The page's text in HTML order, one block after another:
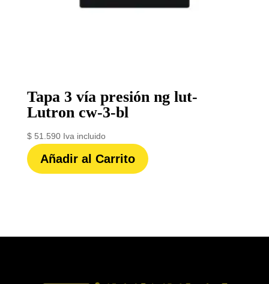
Tapa 3 vía presión ng lut-
Lutron cw-3-bl
$51.590 Iva incluido
Añadir al Carrito